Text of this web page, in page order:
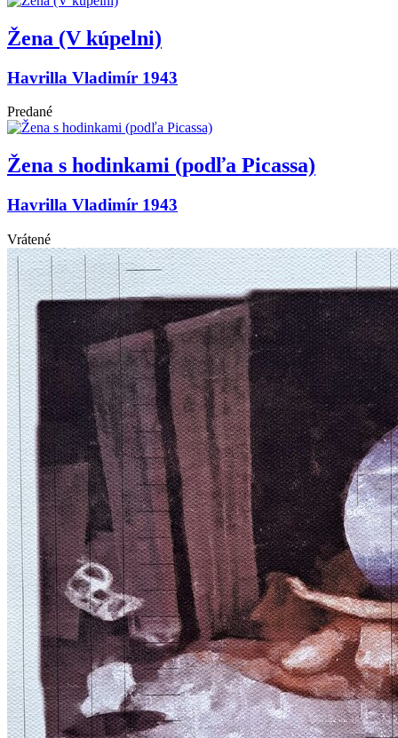
Žena (V kúpelni)
Havrilla Vladimír 1943
Predané
Žena s hodinkami (podľa Picassa)
Havrilla Vladimír 1943
Vrátené